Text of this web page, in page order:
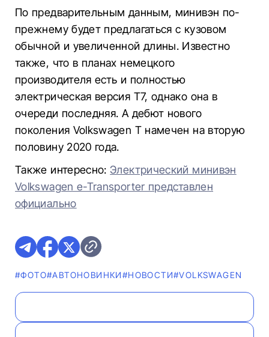
По предварительным данным, минивэн по-
прежнему будет предлагаться с кузовом
обычной и увеличенной длины. Известно
также, что в планах немецкого
производителя есть и полностью
электрическая версия Т7, однако она в
очереди последняя. А дебют нового
поколения Volkswagen Т намечен на вторую
половину 2020 года.
Также интересно:Электрический минивэн
Volkswagen e-Transporter представлен
официально
#ФОТО#AВТОНОВИНКИ#НОВОСТИ#VOLKSWAGEN